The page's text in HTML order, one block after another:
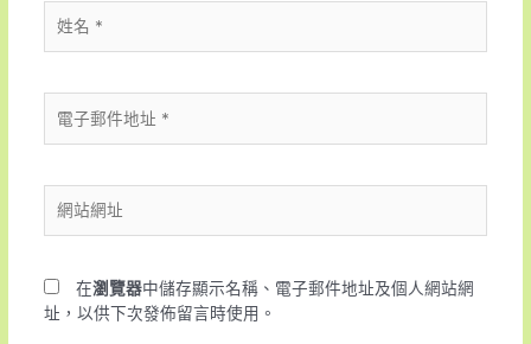
在瀏覽器中儲存顯示名稱、電子郵件地址及個人網站網
址，以供下次發佈留言時使用。